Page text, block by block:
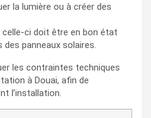
la lumière ou à créer des
celle-ci doit être en bon état
panneaux solaires.
les contraintes techniques
à Douai, afin de
l’installation.